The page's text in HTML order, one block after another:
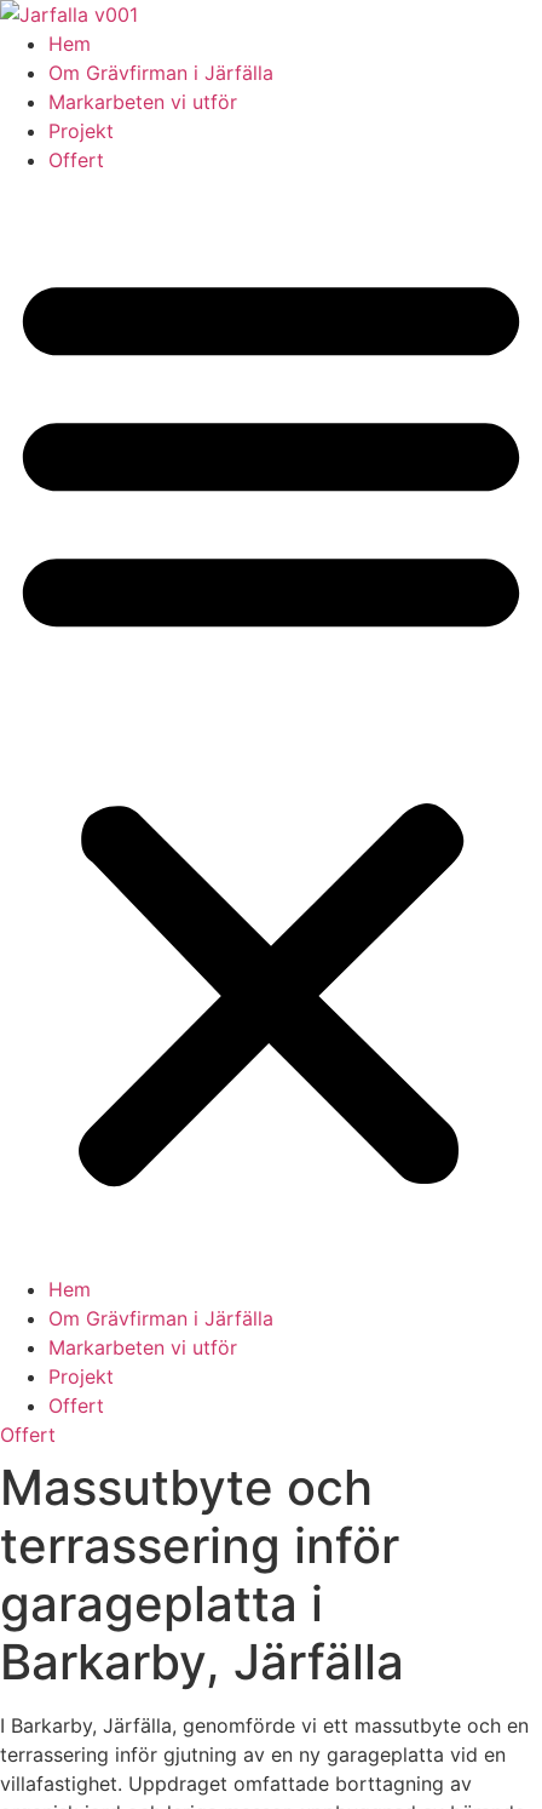
Skip
content
Hem
Om Grävfirman i Järfälla
Markarbeten vi utför
Projekt
Offert
Hem
Om Grävfirman i Järfälla
Markarbeten vi utför
Projekt
Offert
Offert
Massutbyte och
terrassering inför
garageplatta i
Barkarby, Järfälla
I Barkarby, Järfälla, genomförde vi ett massutbyte och en
terrassering inför gjutning av en ny garageplatta vid en
villafastighet. Uppdraget omfattade borttagning av